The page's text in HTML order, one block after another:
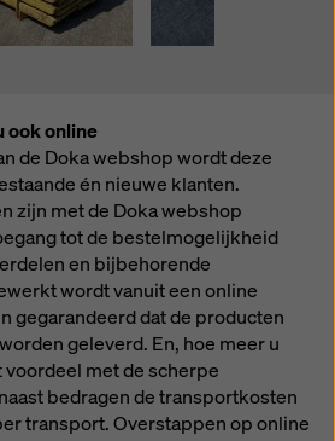
ook online
de Doka webshop wordt deze
én nieuwe klanten.
zijn met de Doka webshop
tot de bestelmogelijkheid
en bijbehorende
wordt vanuit een online
gegarandeerd dat de producten
geleverd. En, hoe meer u
met de scherpe
bedragen de transportkosten
transport. Overstappen op online